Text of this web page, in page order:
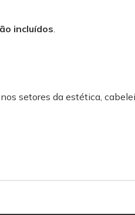
incluídos
setores da estética,